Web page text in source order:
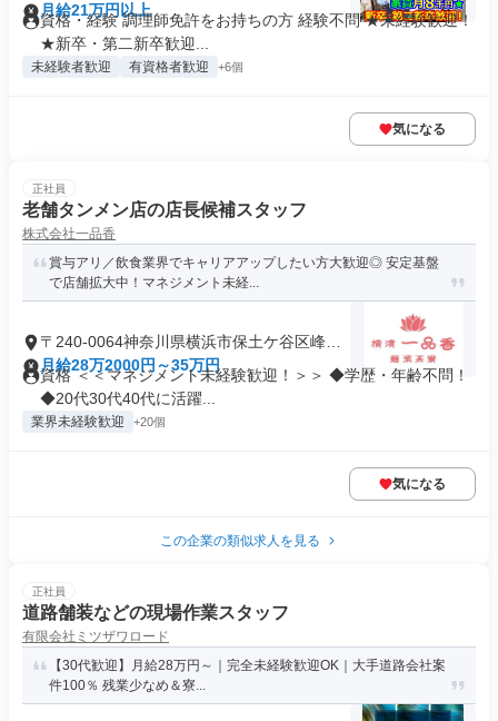
月給21万円以上
資格・経験 調理師免許をお持ちの方 経験不問 ★未経験歓迎！
★新卒・第二新卒歓迎...
未経験者歓迎 有資格者歓迎 +6個
気になる
正社員
老舗タンメン店の店長候補スタッフ
株式会社一品香
賞与アリ／飲食業界でキャリアアップしたい方大歓迎◎ 安定基盤
で店舗拡大中！マネジメント未経...
〒240-0064神奈川県横浜市保土ケ谷区峰岡
町
月給28万2000円～35万円
資格 ＜＜マネジメント未経験歓迎！＞＞ ◆学歴・年齢不問！
◆20代30代40代に活躍...
業界未経験歓迎 +20個
気になる
この企業の類似求人を見る
正社員
道路舗装などの現場作業スタッフ
有限会社ミツザワロード
【30代歓迎】月給28万円～｜完全未経験歓迎OK｜大手道路会社案
件100％ 残業少なめ＆寮...